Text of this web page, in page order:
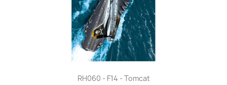
RH060 - F14 - Tomcat